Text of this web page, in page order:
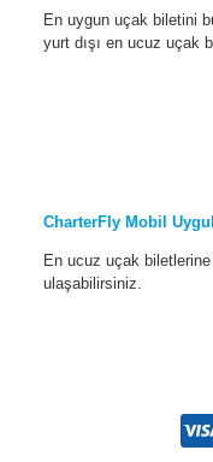
En uygun uçak biletini
yurt dışı en ucuz uçak
CharterFly Mobil
En ucuz uçak
ulaşabilirsiniz.